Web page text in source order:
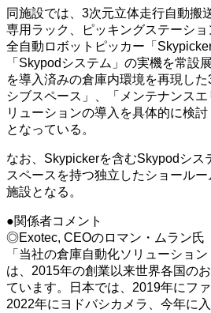
同施設では、3次元立体走行自動搬
専用ラック、ピッキングステーシ
全自動ロボットピッカー「
「Skypodシステム」の実機を常設
を導入済みの倉庫内環境を再現し
シブスペース」、「メンテナンス
リューションの導入を具体的に検
となっている。
なお、Skypickerを含むSkypodシス
スペースを持つ独立したショール
施設となる。
●関係者コメント
◎Exotec, CEOのロマン・ムラン氏
「当社の倉庫自動化ソリューショ
は、2015年の創業以来世界各国の
ています。日本では、2019年にフ
2022年にヨドバシカメラ、今年に